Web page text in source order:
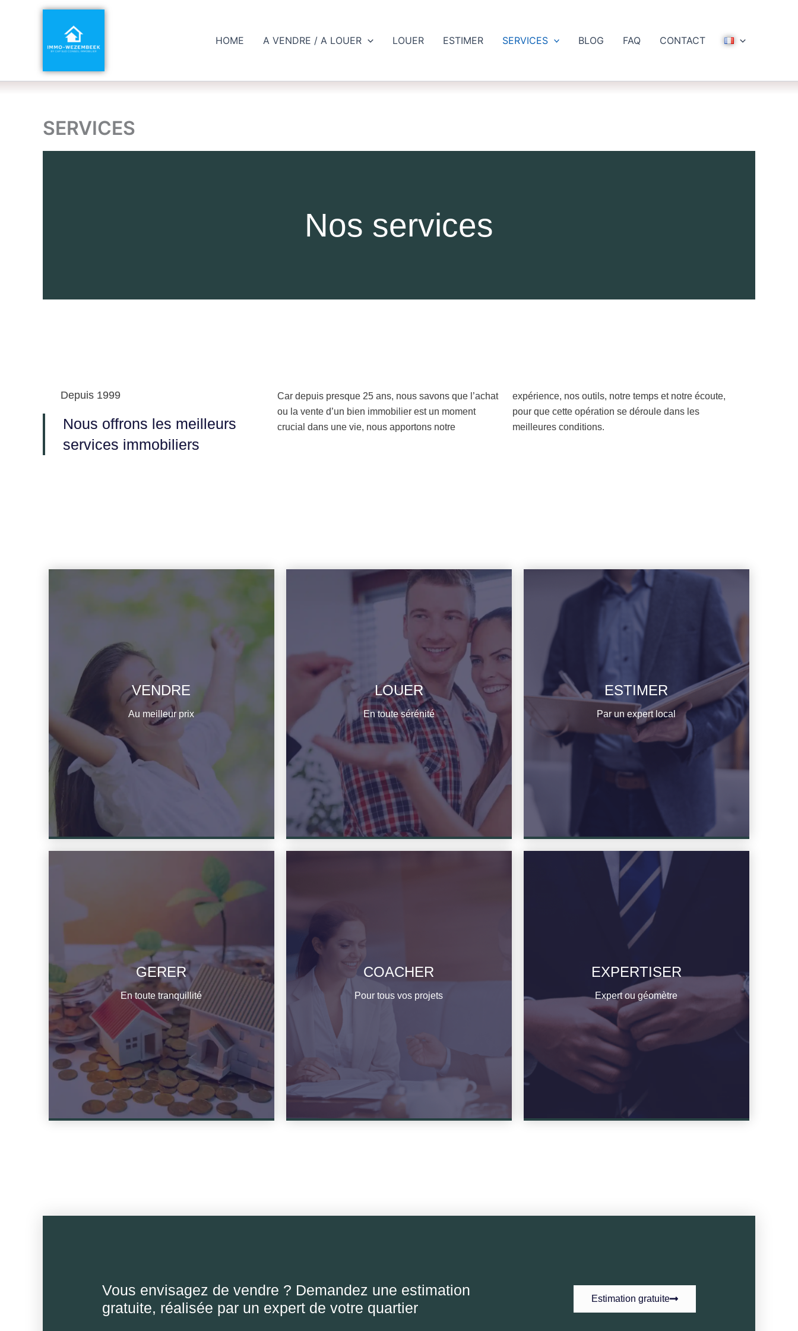
HOME A VENDRE / A LOUER LOUER ESTIMER SERVICES BLOG FAQ CONTACT
SERVICES
Nos services
Depuis 1999
Nous offrons les meilleurs
services immobiliers
Car depuis presque 25 ans, nous savons que l’achat
ou la vente d’un bien immobilier est un moment
crucial dans une vie, nous apportons notre
expérience, nos outils, notre temps et notre écoute,
pour que cette opération se déroule dans les
meilleures conditions.
VENDRE
Au meilleur prix
EN savoir plus
LOUER
En toute sérénité
EN savoir plus
ESTIMER
Par un expert local
En savoir plus
GERER
En toute tranquillité
En savoir plus
COACHER
Pour tous vos projets
En savoir plus
EXPERTISER
Expert ou géomètre
En savoir plus
Vous envisagez de vendre ? Demandez une estimation
gratuite, réalisée par un expert de votre quartier
Estimation gratuite